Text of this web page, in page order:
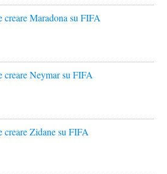
creare Maradona su FIFA
creare Neymar su FIFA
creare Zidane su FIFA